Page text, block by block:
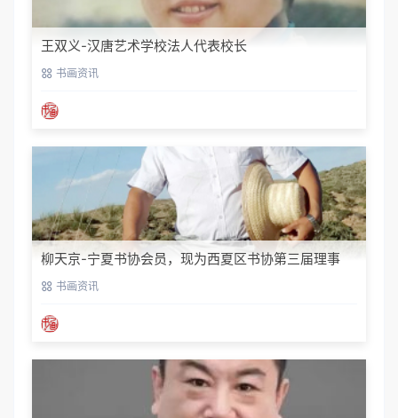
王双义-汉唐艺术学校法人代表校长
书画资讯
柳天京-宁夏书协会员，现为西夏区书协第三届理事
书画资讯